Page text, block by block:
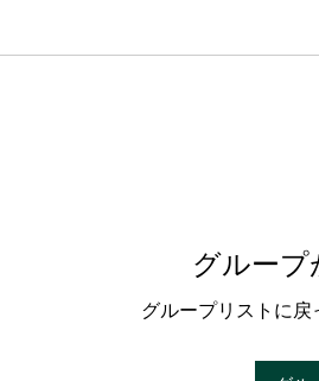
グルー
グループリストに